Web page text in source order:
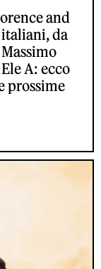
and
da
A: ecco
prossime